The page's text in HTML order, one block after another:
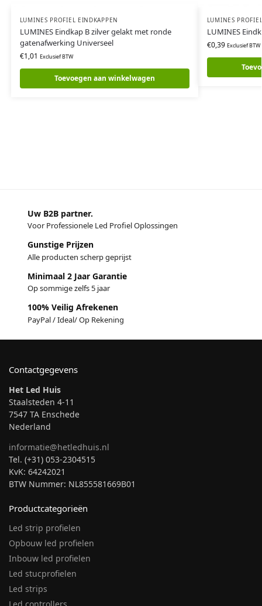
LUMINES PROFIEL EINDKAPPEN
LUMINES Eindkap B zilver gelakt met ronde
gatenafwerking Universeel
€1,01 Exclusief BTW
Toevoegen aan winkelwagen
LUMINES
LUMINES
€0,39 Exclusief BTW
Uw B2B partner.
Voor Professionele Led Profiel Oplossingen
Gunstige Prijzen
Alle producten scherp geprijst
Minimaal 2 Jaar Garantie
Op sommige zelfs 5 jaar
100% Veilig Afrekenen
PayPal / Ideal/ Op Rekening
Contactgegevens
Het Led Huis
Staalsteden 4-11
7547 TA Enschede
Nederland
informatie@hetledhuis.nl
Tel. (+31) 053-2304515
KvK: 64242021
BTW Nummer: NL855581669B01
Productcategorieën
Led strip profielen
Opbouw led profielen
Inbouw led profielen
Led stucprofielen
Led strips